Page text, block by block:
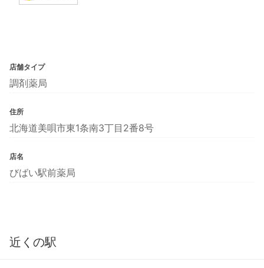
店舗タイプ
調剤薬局
住所
北海道美唄市東1条南3丁目2番8号
店名
びばい駅前薬局
近くの駅